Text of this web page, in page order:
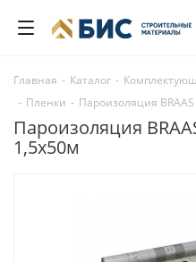
Главная - Каталог -
- Пленки - Пароизоляция
Пароизоляция
1,5х50м